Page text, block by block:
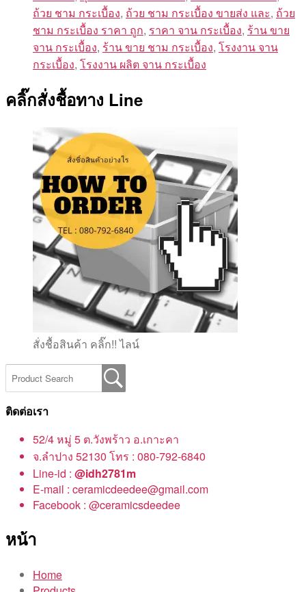
ถ้วย ชาม กระเบื้อง, ถ้วย ชาม กระเบื้อง ขายส่ง และ, ถ้วย
ชาม กระเบื้อง ราคา ถูก, ราคา จาน กระเบื้อง, ร้าน ขาย
จาน กระเบื้อง, ร้าน ขาย ชาม กระเบื้อง, โรงงาน จาน
กระเบื้อง, โรงงาน ผลิต จาน กระเบื้อง
คลิ๊กสั่งชื้อทาง Line
สั่งชื้อสินค้า คลิ๊ก!! ไลน์
ติดต่อเรา
52/4 หมู่ 5 ต.วังพร้าว อ.เกาะคา
จ.ลำปาง 52130 โทร : 080-792-6840
Line-id : @idh2781m
E-mail : ceramicdeedee@gmail.com
Facebook : @ceramicsdeedee
หน้า
Home